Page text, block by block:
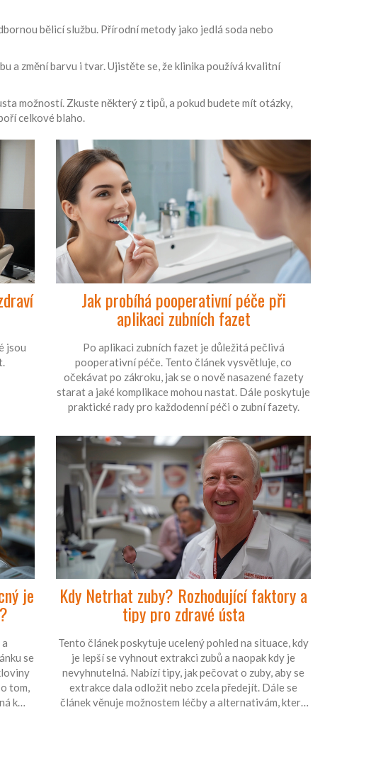
bělicí službu. Přírodní metody jako jedlá soda nebo
a změní barvu i tvar. Ujistěte se, že klinika používá kvalitní
možností. Zkuste některý z tipů, a pokud budete mít otázky,
celkové blaho.
jsou
Jak probíhá pooperativní péče při
aplikaci zubních fazet
Po aplikaci zubních fazet je důležitá pečlivá
pooperativní péče. Tento článek vysvětluje, co
očekávat po zákroku, jak se o nově nasazené fazety
starat a jaké komplikace mohou nastat. Dále poskytuje
praktické rady pro každodenní péči o zubní fazety.
je
se
tom,
k
Kdy Netrhat zuby? Rozhodující faktory a
tipy pro zdravé ústa
Tento článek poskytuje ucelený pohled na situace, kdy
je lepší se vyhnout extrakci zubů a naopak kdy je
nevyhnutelná. Nabízí tipy, jak pečovat o zuby, aby se
extrakce dala odložit nebo zcela předejít. Dále se
článek věnuje možnostem léčby a alternativám, které